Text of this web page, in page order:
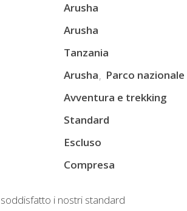
Arusha
Arusha
Tanzania
Arusha
Parco
Avventura e trekking
Standard
Escluso
Compresa
i nostri standard